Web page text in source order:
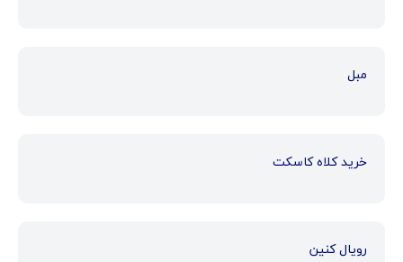
مبل
خرید کلاه کاسکت
رویال کنین